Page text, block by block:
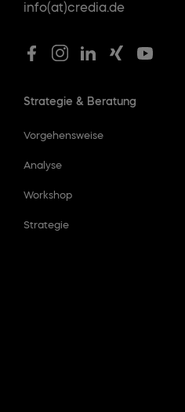
info(at)credia.de
Strategie & Beratung
Vorgehensweise
Analyse
Workshop
Strategie